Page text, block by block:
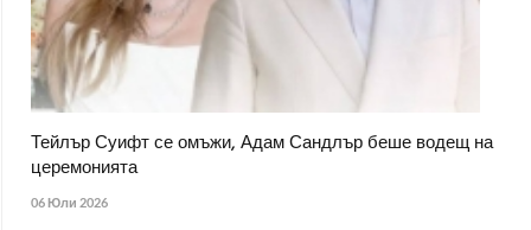
Тейлър Суифт се омъжи, Адам Сандлър беше водещ на
церемонията
06 Юли 2026